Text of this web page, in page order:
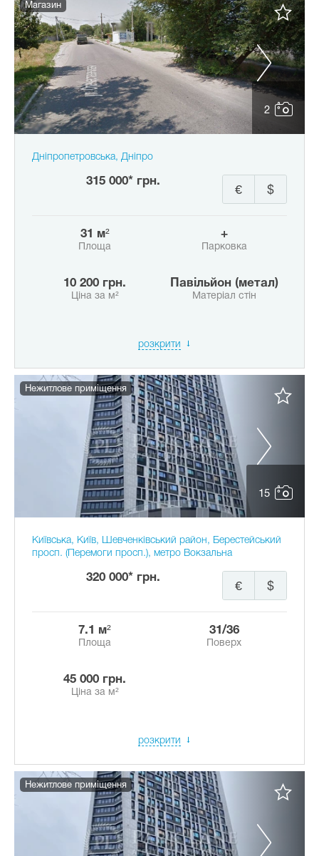
2
Магазин
Дніпропетровська, Дніпро
315 000* грн.
$
€
31 м²
Площа
+
Парковка
10 200 грн.
Ціна за м²
Павільйон (метал)
Матеріал стін
розкрити
15
Нежитлове приміщення
Київська, Київ, Шевченківський район, Берестейський
просп. (Перемоги просп.), метро Вокзальна
320 000* грн.
$
€
7.1 м²
Площа
31/36
Поверх
45 000 грн.
Ціна за м²
розкрити
Нежитлове приміщення